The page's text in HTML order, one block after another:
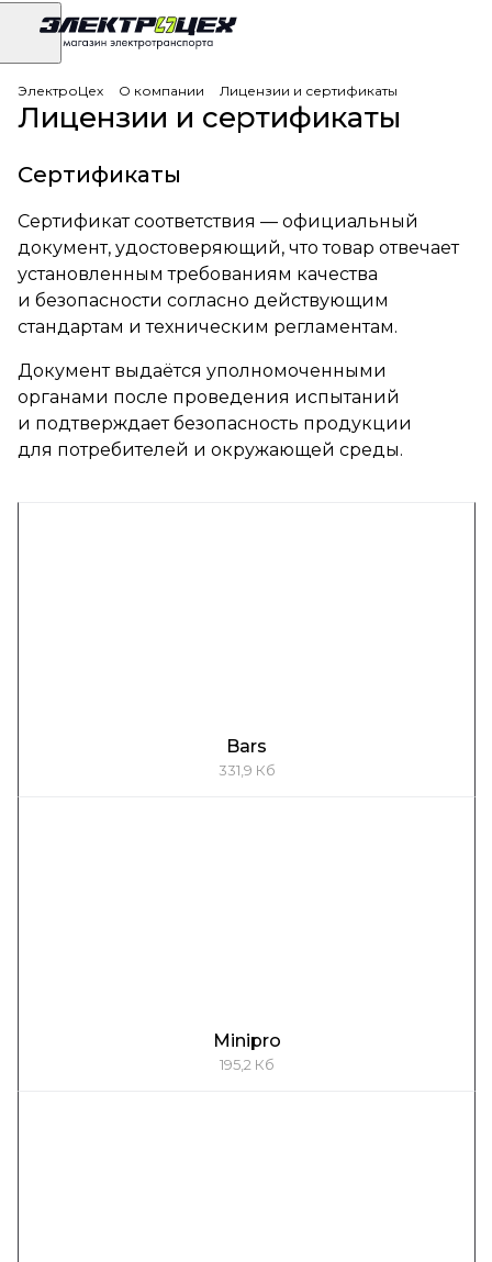
ЭлектроЦех О компании Лицензии и сертификаты
Лицензии и сертификаты
Сертификаты
Сертификат соответствия — официальный
документ, удостоверяющий, что товар отвечает
установленным требованиям качества
и безопасности согласно действующим
стандартам и техническим регламентам.
Документ выдаётся уполномоченными
органами после проведения испытаний
и подтверждает безопасность продукции
для потребителей и окружающей среды.
Bars
331,9 Кб
Minipro
195,2 Кб